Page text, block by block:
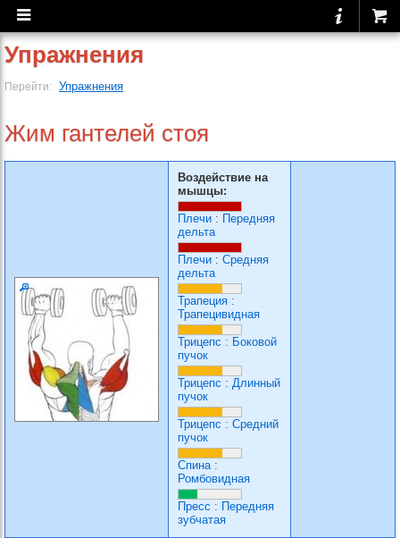
Упражнения
Перейти: Упражнения
Жим гантелей стоя
Воздействие на
мышцы:
Плечи : Передняя
дельта
Плечи : Средняя
дельта
Трапеция :
Трапецивидная
Трицепс : Боковой
пучок
Трицепс : Длинный
пучок
Трицепс : Средний
пучок
Спина:
Ромбовидная
Пресс : Передняя
зубчатая